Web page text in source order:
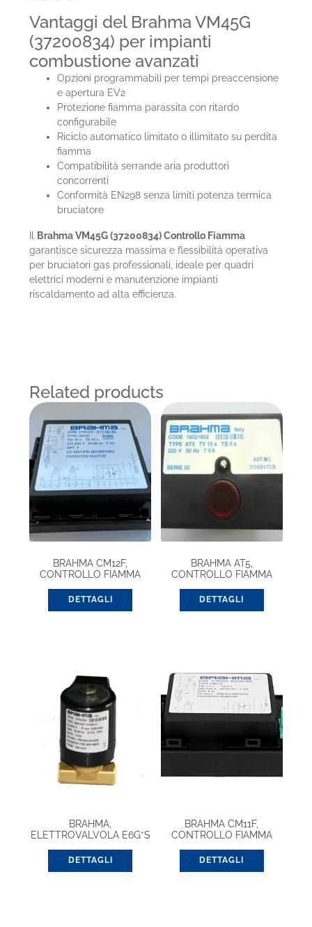
Vantaggi del Brahma VM45G
(37200834) per impianti
combustione avanzati
Opzioni programmabili per tempi preaccensione
e apertura EV2
Protezione fiamma parassita con ritardo
configurabile
Riciclo automatico limitato o illimitato su perdita
fiamma
Compatibilità serrande aria produttori
concorrenti
Conformità EN298 senza limiti potenza termica
bruciatore
Brahma VM45G (37200834) Controllo Fiamma
garantisce sicurezza massima e flessibilità operativa
per bruciatori gas professionali, ideale per quadri
elettrici moderni e manutenzione impianti
riscaldamento ad alta efficienza.
Related products
BRAHMA CM12F,
CONTROLLO FIAMMA
DETTAGLI
BRAHMA AT5,
CONTROLLO FIAMMA
DETTAGLI
BRAHMA,
ELETTROVALVOLA E6G*S
DETTAGLI
BRAHMA CM11F,
CONTROLLO FIAMMA
DETTAGLI